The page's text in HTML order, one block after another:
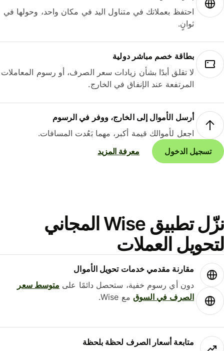
احتفظ بعملاتك في متناول اليد في مكان واحد، وحولها في
ثوانٍ.
بطاقة خصم مباشر دولية
لا تقلق أبدًا بشأن زيادات سعر الصرف، أو رسوم المعاملات
المرتفعة عند الإنفاق في الخارج.
أرسل الأموال إلى الخارج، ووفر في الرسوم
اجعل لأموالك قيمة أكبر، مهما بَعُدت المسافات.
تسجيل الدخول
معرفة المزيد
نزّل تطبيق Wise المجاني
العملات
مقارنة مقدمي خدمات تحويل الأموال
دون أي رسوم خفية، ستحصل دائمًا علىمتوسط ​​سعر
الصرف في السوقمع Wise.
متابعة أسعار الصرف لحظة بلحظة